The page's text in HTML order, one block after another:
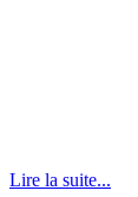
Lire la suite...